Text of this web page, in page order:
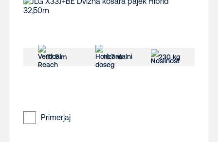
32.5 m 16.7 m 230 kg
Primerjaj